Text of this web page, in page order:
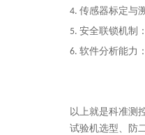
4. 传感器标定与
5. 安全联锁机制
6. 软件分析能力
以上就是科准测
试验机选型、防